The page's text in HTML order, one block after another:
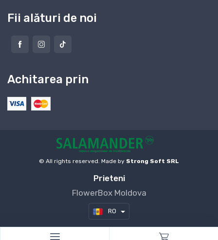
Fii alături de noi
Achitarea prin
© All rights reserved. Made by Strong Soft SRL
Prieteni
FlowerBox Moldova
RO